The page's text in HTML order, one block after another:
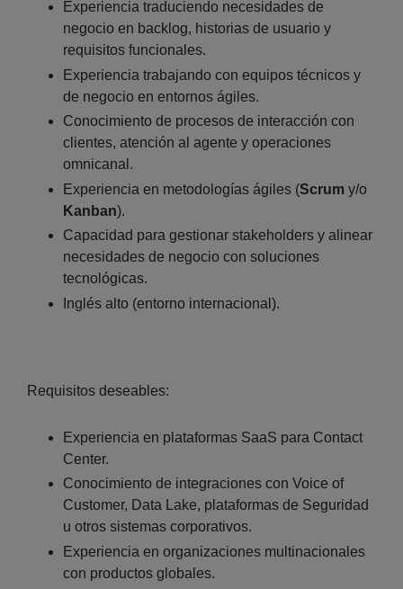
Experiencia traduciendo necesidades de
negocio en backlog, historias de usuario y
requisitos funcionales.
Experiencia trabajando con equipos técnicos y
de negocio en entornos ágiles.
Conocimiento de procesos de interacción con
clientes, atención al agente y operaciones
omnicanal.
Experiencia en metodologías ágiles (Scrum y/o
Kanban).
Capacidad para gestionar stakeholders y alinear
necesidades de negocio con soluciones
tecnológicas.
Inglés alto (entorno internacional).
Requisitos deseables:
Experiencia en plataformas SaaS para Contact
Center.
Conocimiento de integraciones con Voice of
Customer, Data Lake, plataformas de Seguridad
u otros sistemas corporativos.
Experiencia en organizaciones multinacionales
con productos globales.